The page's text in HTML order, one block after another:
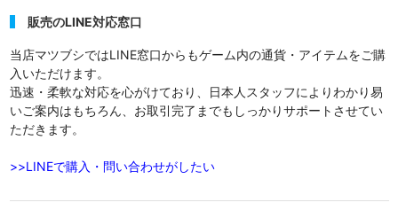
販売のLINE対応窓口
当店マツブシではLINE窓口からもゲーム内の通貨・アイテムをご購
入いただけます。
迅速・柔軟な対応を心がけており、日本人スタッフによりわかり易
いご案内はもちろん、お取引完了までもしっかりサポートさせてい
ただきます。
>>LINEで購入・問い合わせがしたい